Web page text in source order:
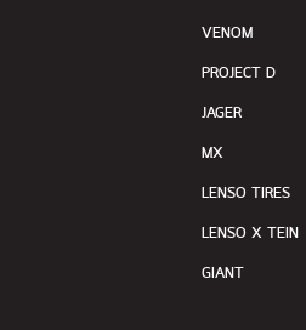
VENOM
PROJECT D
JAGER
MX
LENSO TIRES
LENSO X TEIN
GIANT